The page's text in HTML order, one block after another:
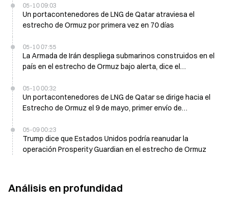
05-10 09:03
Un portacontenedores de LNG de Qatar atraviesa el
estrecho de Ormuz por primera vez en 70 días
05-10 07:55
La Armada de Irán despliega submarinos construidos en el
país en el estrecho de Ormuz bajo alerta, dice el
05-10 00:32
Un portacontenedores de LNG de Qatar se dirige hacia el
Estrecho de Ormuz el 9 de mayo, primer envío de
05-09 00:23
Trump dice que Estados Unidos podría reanudar la
operación Prosperity Guardian en el estrecho de Ormuz
Análisis en profundidad